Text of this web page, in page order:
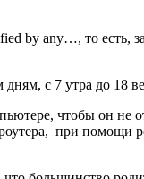
by any…, то есть,
с 7 утра до 18
чтобы он не
при помощи